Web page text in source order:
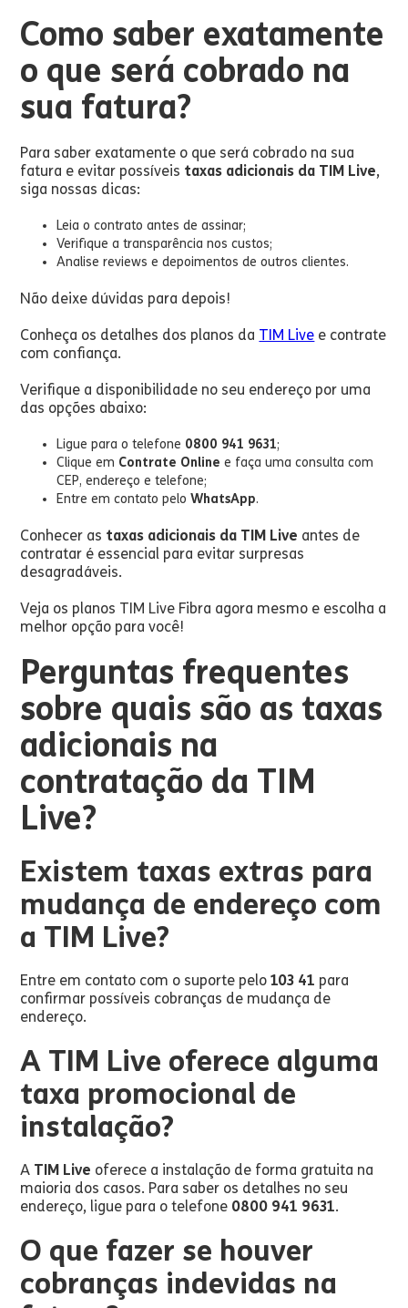
Como saber exatamente
o que será cobrado na
sua fatura?
Para saber exatamente o que será cobrado na sua
fatura e evitar possíveis taxas adicionais da TIM Live,
siga nossas dicas:
Leia o contrato antes de assinar;
Verifique a transparência nos custos;
Analise reviews e depoimentos de outros clientes.
Não deixe dúvidas para depois!
Conheça os detalhes dos planos da TIM Live e contrate
com confiança.
Verifique a disponibilidade no seu endereço por uma
das opções abaixo:
Ligue para o telefone 0800 941 9631;
Clique em Contrate Online e faça uma consulta com
CEP, endereço e telefone;
Entre em contato peloWhatsApp.
Conhecer as taxas adicionais da TIM Live antes de
contratar é essencial para evitar surpresas
desagradáveis.
Veja os planos TIM Live Fibra agora mesmo e escolha a
melhor opção para você!
Perguntas frequentes
sobre quais são as taxas
adicionais na
contratação da TIM
Live?
Existem taxas extras para
mudança de endereço com
a TIM Live?
Entre em contato com o suporte pelo103 41 para
confirmar possíveis cobranças de mudança de
endereço.
A TIM Live oferece alguma
taxa promocional de
instalação?
A TIM Live oferece a instalação de forma gratuita na
maioria dos casos. Para saber os detalhes no seu
endereço, ligue para o telefone 0800 941 9631.
O que fazer se houver
cobranças indevidas na